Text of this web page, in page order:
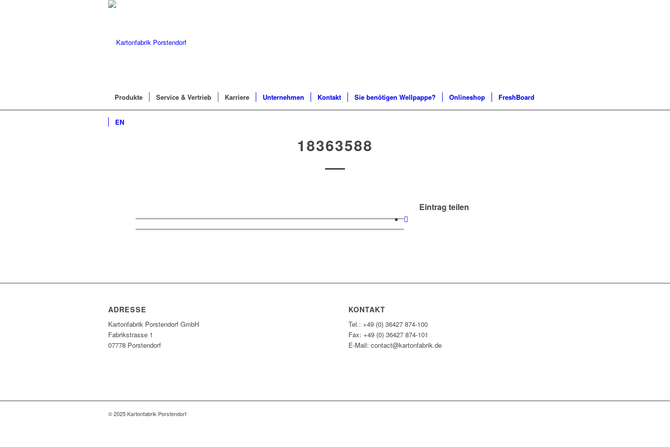
Produkte Service & Vertrieb Karriere Unternehmen Kontakt Sie benötigen Wellpappe? Onlineshop FreshBoard
EN
18363588
Eintrag teilen
ADRESSE
Kartonfabrik Porstendorf GmbH
Fabrikstrasse 1
07778 Porstendorf
KONTAKT
Tel.: +49 (0) 36427 874-100
Fax: +49 (0) 36427 874-101
E-Mail: contact@kartonfabrik.de
© 2025 Kartonfabrik Porstendorf